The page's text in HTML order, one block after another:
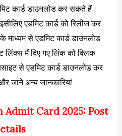
कार्ड डाउनलोड कर सकते हैं।
एडमिट कार्ड को रिलीज कर
माध्यम से एडमिट कार्ड डाउनलोड
लिंक्स मैं दिए गए लिंक को क्लिक
से एडमिट कार्ड डाउनलोड कर
जाने अन्य जानकारियां
Admit Card 2025: Post